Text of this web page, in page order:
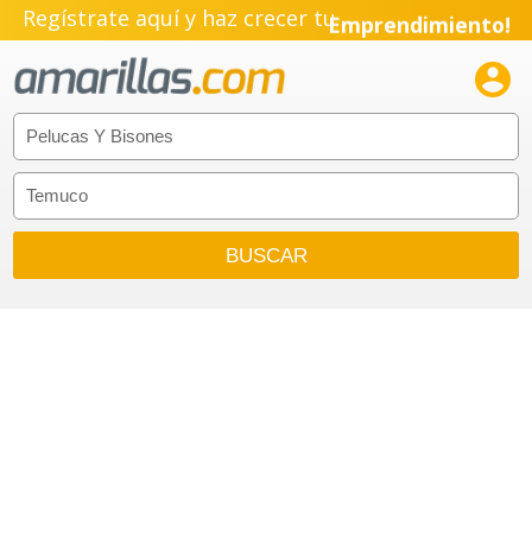
Regístrate aquí y haz crecer tuEmprendimiento!
